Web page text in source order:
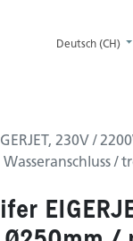
Deutsch (CH)
230V /
/